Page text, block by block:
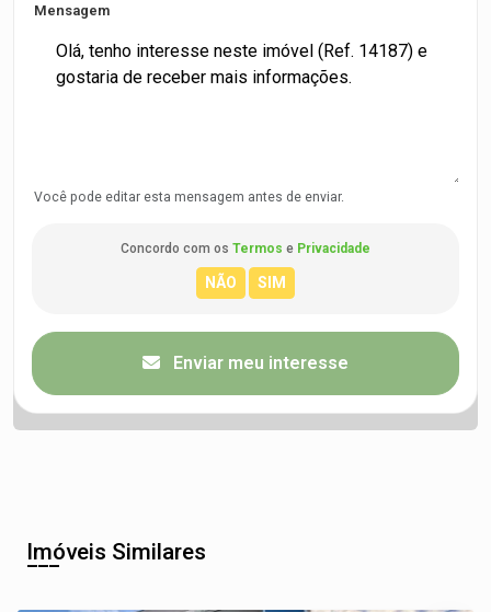
Mensagem
Você pode editar esta mensagem antes de enviar.
Concordo com os Termos e Privacidade
Enviar meu interesse
Imóveis Similares